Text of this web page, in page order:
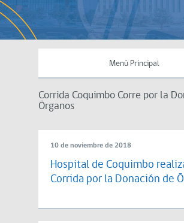
Menú Principal
Corrida Coquimbo Corre por la
Órganos
10 de noviembre de 2018
Hospital de Coquimbo
Corrida por la Donación de